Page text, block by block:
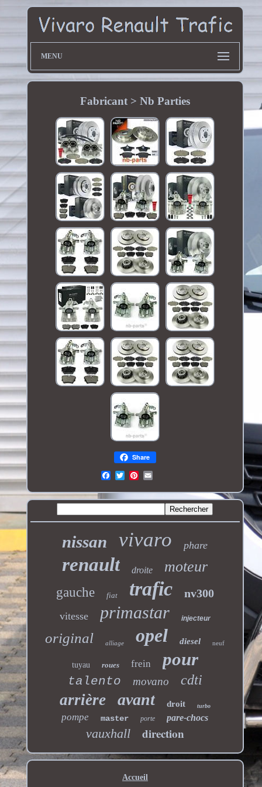
MENU
Fabricant > Nb Parties
Share
nissan vivaro phare
renault droite moteur
gauche fiat trafic nv300
vitesse primastar injecteur
original alliage opel diesel neuf
tuyau roues frein pour
talento movano cdti
arrière avant droit turbo
pompe master porte pare-chocs
vauxhall direction
Accueil